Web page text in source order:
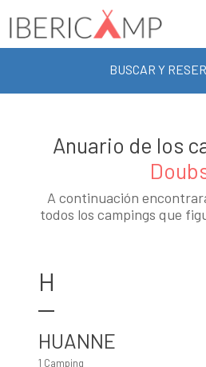
BUSCAR Y
Anuario de los
A continuación
todos los campings que
H
HUANNE
1 Camping